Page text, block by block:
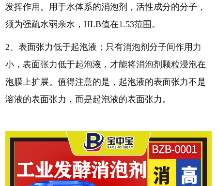
发挥作用。用于水体系的消泡剂，活性成分的分子，
须为强疏水弱亲水，HLB值在1.53范围。
2、表面张力低于起泡液 ； 只有消泡剂分子间作用力
小，表面张力低于起泡液，才能将消泡剂颗粒浸泡在
泡膜上扩展。值得注意的是，起泡液的表面张力不是
溶液的表面张力，而是起泡液的表面张力。